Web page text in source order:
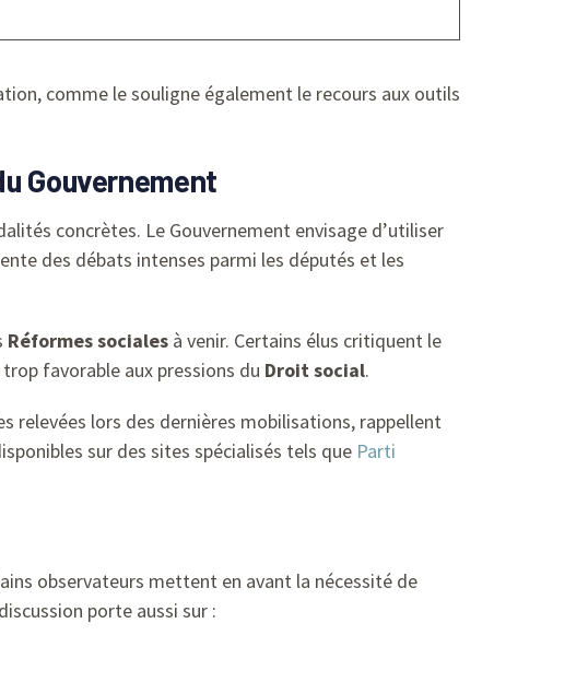
comme le souligne également le recours aux outils
Gouvernement
concrètes. Le Gouvernement envisage d’utiliser
des débats intenses parmi les députés et les
Réformes sociales à venir. Certains élus critiquent le
favorable aux pressions du Droit social.
relevées lors des dernières mobilisations, rappellent
sur des sites spécialisés tels que Parti
observateurs mettent en avant la nécessité de
porte aussi sur :